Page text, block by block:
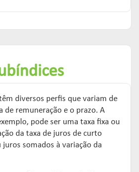
diversos perfis que variam de
de remuneração e o prazo. A
pode ser uma taxa fixa ou
da taxa de juros de curto
juros somados à variação da